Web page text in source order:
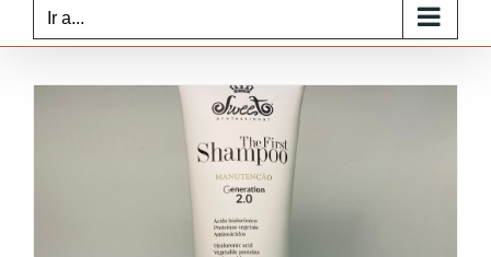
Ir a...